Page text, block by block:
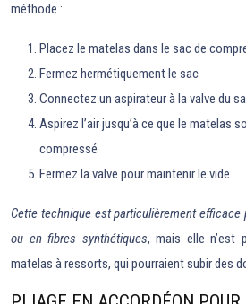
méthode :
Placez le matelas dans le sac de
Fermez hermétiquement le sac
Connectez un aspirateur à la valve du
Aspirez l’air jusqu’à ce que le matelas
compressé
Fermez la valve pour maintenir le vide
Cette technique est particulièrement
ou en fibres synthétiques, mais elle n’est
matelas à ressorts, qui pourraient subir des